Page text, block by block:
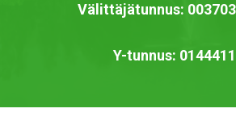
Välittäjätunnus:
Y-tunnus: